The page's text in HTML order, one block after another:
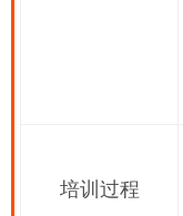
培训过程